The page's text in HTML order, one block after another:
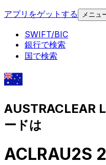
アプリをゲットする
メニュ
SWIFT/BIC
銀行で検索
国で検索
AUSTRACLEAR
ードは
ACLRAU2S